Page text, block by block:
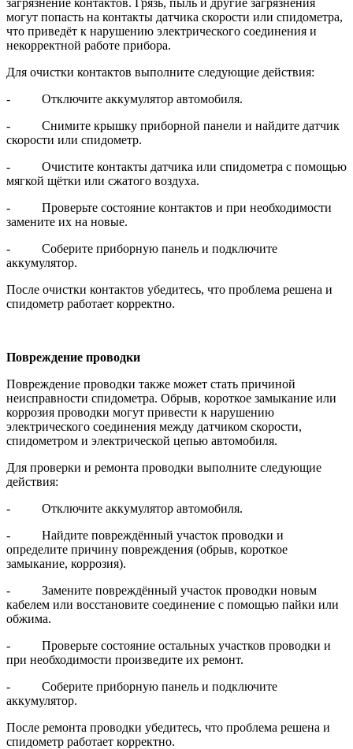
могут попасть на контакты датчика скорости или спидометра,
что приведёт к нарушению электрического соединения и
некорректной работе прибора.
Для очистки контактов выполните следующие действия:
- Отключите аккумулятор автомобиля.
- Снимите крышку приборной панели и найдите датчик
скорости или спидометр.
- Очистите контакты датчика или спидометра с помощью
мягкой щётки или сжатого воздуха.
- Проверьте состояние контактов и при необходимости
замените их на новые.
- Соберите приборную панель и подключите
аккумулятор.
После очистки контактов убедитесь, что проблема решена и
спидометр работает корректно.
Повреждение проводки
Повреждение проводки также может стать причиной
неисправности спидометра. Обрыв, короткое замыкание или
коррозия проводки могут привести к нарушению
электрического соединения между датчиком скорости,
спидометром и электрической цепью автомобиля.
Для проверки и ремонта проводки выполните следующие
действия:
- Отключите аккумулятор автомобиля.
- Найдите повреждённый участок проводки и
определите причину повреждения (обрыв, короткое
замыкание, коррозия).
- Замените повреждённый участок проводки новым
кабелем или восстановите соединение с помощью пайки или
обжима.
- Проверьте состояние остальных участков проводки и
при необходимости произведите их ремонт.
- Соберите приборную панель и подключите
аккумулятор.
После ремонта проводки убедитесь, что проблема решена и
спидометр работает корректно.